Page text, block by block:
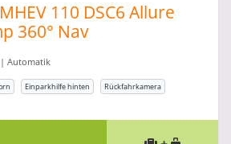
110 DSC6 Allure
360° Nav
Automatik
Einparkhilfe hinten
Rückfahrkamera